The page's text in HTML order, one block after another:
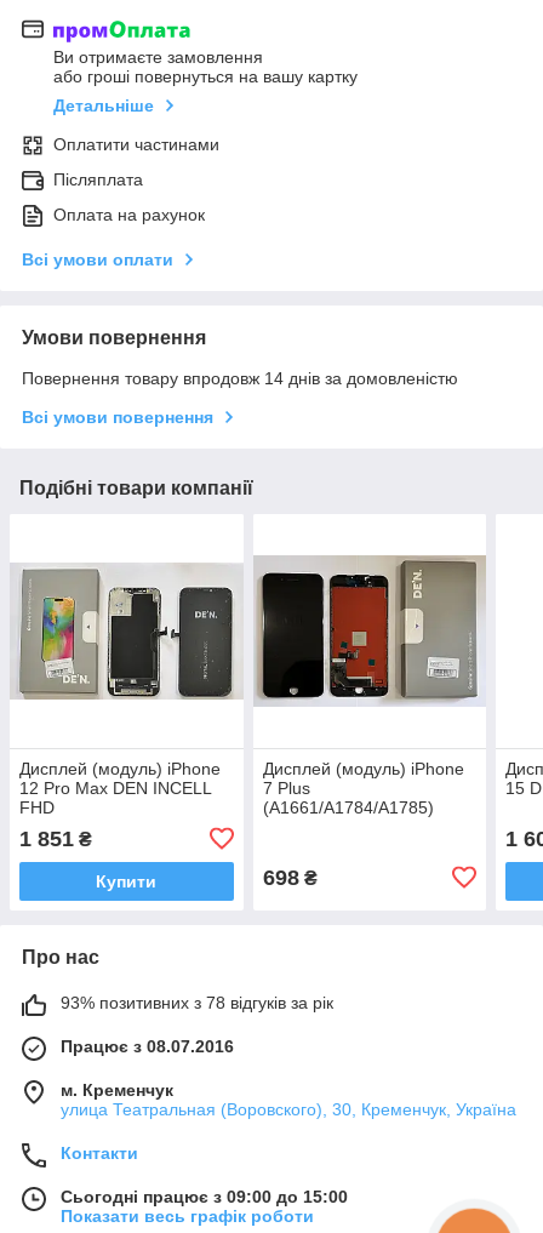
Ви отримаєте замовлення
або гроші повернуться на вашу картку
Детальніше
Оплатити частинами
Післяплата
Оплата на рахунок
Всі умови оплати
Умови повернення
Повернення товару впродовж 14 днів за домовленістю
Всі умови повернення
Подібні товари компанії
Дисплей (модуль) iPhone
12 Pro Max DEN INCELL
FHD
1 851 ₴
Купити
Дисплей (модуль) iPhone
7 Plus
(A1661/A1784/A1785)
698₴
15
1
Про нас
93% позитивних з 78 відгуків за рік
Працює з 08.07.2016
м. Кременчук
улица Театральная (Воровского), 30, Кременчук, Україна
Контакти
Сьогодні працює з 09:00 до 15:00
Показати весь графік роботи